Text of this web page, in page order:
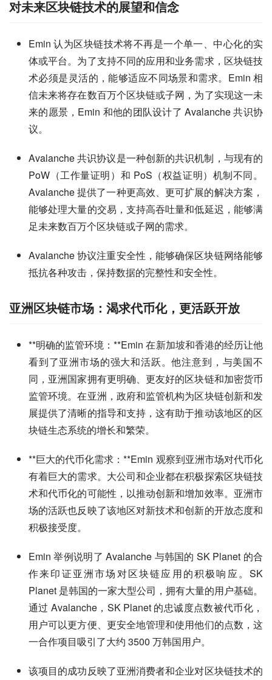
对未来区块链技术的展望和信念
Emin 认为区块链技术将不再是一个单一、中心化的实
体或平台。为了支持不同的应用和业务需求，区块链技
术必须是灵活的，能够适应不同场景和需求。Emin 相
信未来将存在数百万个区块链或子网，为了实现这一未
来的愿景，Emin 和他的团队设计了 Avalanche 共识协
议。
Avalanche 共识协议是一种创新的共识机制，与现有的
PoW（工作量证明）和 PoS（权益证明）机制不同。
Avalanche 提供了一种更高效、更可扩展的解决方案，
能够处理大量的交易，支持高吞吐量和低延迟，能够满
足未来数百万个区块链或子网的需求。
Avalanche 协议注重安全性，能够确保区块链网络能够
抵抗各种攻击，保持数据的完整性和安全性。
亚洲区块链市场：渴求代币化，更活跃开放
**明确的监管环境：**Emin 在新加坡和香港的经历让他
看到了亚洲市场的强大和活跃。他注意到，与美国不
同，亚洲国家拥有更明确、更友好的区块链和加密货币
监管环境。在亚洲，政府和监管机构为区块链创新和发
展提供了清晰的指导和支持，这有助于推动该地区的区
块链生态系统的增长和繁荣。
**巨大的代币化需求：**Emin 观察到亚洲市场对代币化
有着巨大的需求。大公司和企业都在积极探索区块链技
术和代币化的可能性，以推动创新和增加效率。亚洲市
场的活跃也反映了该地区对新技术和创新的开放态度和
积极接受度。
Emin 举例说明了 Avalanche 与韩国的 SK Planet 的合
作来印证亚洲市场对区块链应用的积极响应。SK
Planet 是韩国的一家大型公司，拥有大量的用户基础。
通过 Avalanche，SK Planet 的忠诚度点数被代币化，
用户可以更方便、更安全地管理和使用他们的点数，这
一合作项目吸引了大约 3500 万韩国用户。
该项目的成功反映了亚洲消费者和企业对区块链技术的